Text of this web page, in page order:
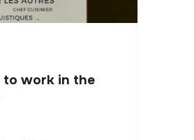
to work in the